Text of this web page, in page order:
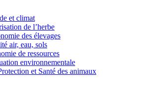
et climat
de l’herbe
des élevages
air, eau, sols
de ressources
environnementale
et Santé des animaux